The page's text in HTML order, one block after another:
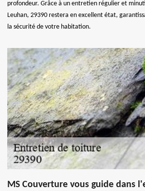
profondeur. Grâce à un entretien régulier et
Leuhan, 29390 restera en excellent état,
la sécurité de votre habitation.
MS Couverture vous guide dans